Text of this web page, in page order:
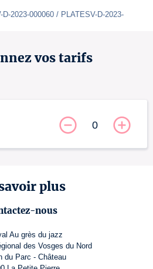
2023-000060 / PLATESV-D-2023-
vos tarifs
0
plus
nous
Au grès du jazz
des Vosges du Nord
du Parc - Château